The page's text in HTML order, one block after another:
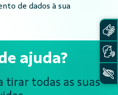
de dados à sua
ajuda?
tirar todas as suas